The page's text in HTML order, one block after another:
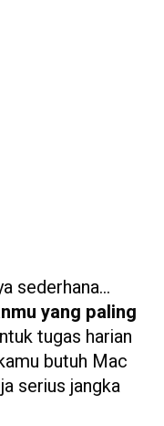
sederhana…
yang paling
tugas harian
butuh Mac
serius jangka